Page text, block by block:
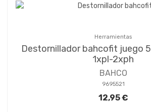
Herramientas
Destornillador bahcofit juego
1xpl-2xph
BAHCO
9695521
12,95 €